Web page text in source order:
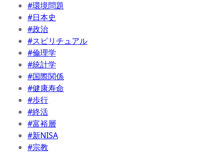
#環境問題
#日本史
#政治
#スピリチュアル
#倫理学
#統計学
#国際関係
#健康寿命
#歩行
#終活
#富裕層
#新NISA
#宗教